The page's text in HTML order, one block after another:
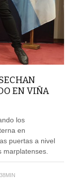
EN VIÑA
en
puertas a nivel
marplatenses.